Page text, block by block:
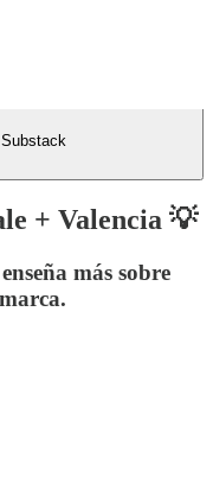
+ Valencia 💡
más sobre